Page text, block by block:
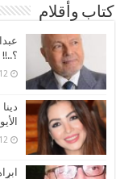
كتاب وأقلام
؟..!!
12 يناير، 2026
12 يناير، 2026